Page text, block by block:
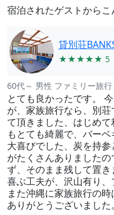
宿泊されたゲストからこ
貸別荘
★★★★★ 5
60代～ 男性 ファミリー旅行
とても良かったです。
が、家族旅行なら、別
て頂きました、はじめ
もとても綺麗で、バー
大喜びでした、炭を持
がたくさんありました
ず、そのまま残して置
喜ぶ工夫が、沢山有り、
また沖縄に家族旅行の時
ありがとうございました。